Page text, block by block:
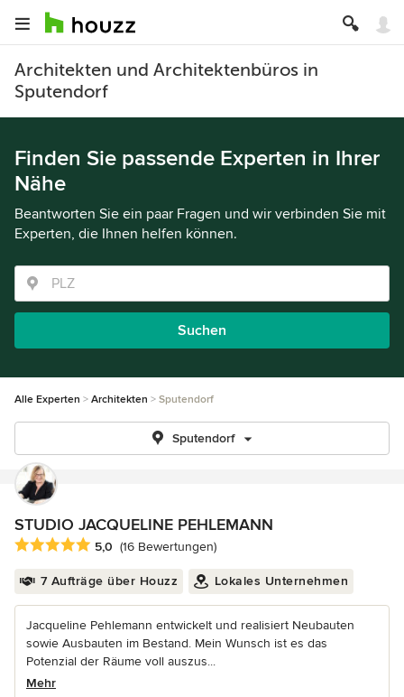
Architekten und Architektenbüros in
Sputendorf
Finden Sie passende Experten in Ihrer
Nähe
Beantworten Sie ein paar Fragen und wir verbinden Sie mit
Experten, die Ihnen helfen können.
Suchen
Alle Experten Architekten Sputendorf
Sputendorf
STUDIO JACQUELINE PEHLEMANN
Durchschnittliche Bewertung: 5 von 5 Sternen
5,0 (16 Bewertungen)
7 Aufträge über Houzz Lokales Unternehmen
Jacqueline Pehlemann entwickelt und realisiert Neubauten
sowie Ausbauten im Bestand. Mein Wunsch ist es das
Potenzial der Räume voll auszus...
Mehr